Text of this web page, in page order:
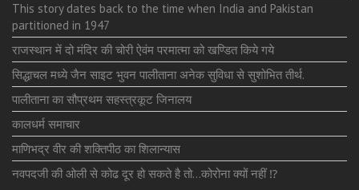
This story dates back to the time when India and Pakistan
partitioned in 1947
राजस्थान में दो मंदिर की चोरी ऐवंम परमात्मा को खण्डित किये गये
सिद्धाचल मध्ये जैन साइट भुवन पालीताना अनेक सुविधा से सुशोभित तीर्थ.
पालीताना का सौप्रथम सहस्त्रकूट जिनालय
कालधर्म समाचार
माणिभद्र वीर की शक्तिपीठ का शिलान्यास
नवपदजी की ओली से कोढ दूर हो सकते है तो…कोरोना क्यों नहीं ⁉️